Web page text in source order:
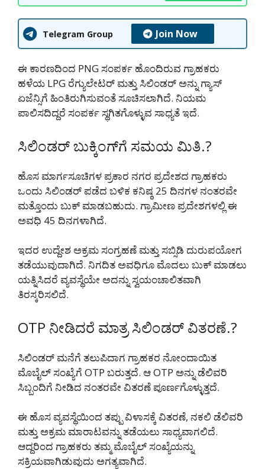
Telegram Group Join Now
ಈ ಕಾರಣದಿಂದ PNG ಸಂಪರ್ಕ ಹೊಂದಿರುವ ಗ್ರಾಹಕರು
ಹಳೆಯ LPG ರೆಗ್ಯುಲೇಟರ್ ಮತ್ತು ಸಿಲಿಂಡರ್ ಅನ್ನು ಗ್ಯಾಸ್
ಏಜೆನ್ಸಿಗೆ ಹಿಂತಿರುಗಿಸುವಂತೆ ಸೂಚಿಸಲಾಗಿದೆ. ನಿಯಮ
ಪಾಲಿಸದಿದ್ದರೆ ಸಂಪರ್ಕ ಸ್ಥಗಿತಗೊಳ್ಳುವ ಸಾಧ್ಯತೆ ಇದೆ.
ಸಿಲಿಂಡರ್ ಬುಕ್ಕಿಂಗ್‌ಗೆ ಸಮಯ ಮಿತಿ.?
ಹೊಸ ಮಾರ್ಗಸೂಚಿಗಳ ಪ್ರಕಾರ ನಗರ ಪ್ರದೇಶದ ಗ್ರಾಹಕರು
ಒಂದು ಸಿಲಿಂಡರ್ ಪಡೆದ ಬಳಿಕ ಕನಿಷ್ಠ 25 ದಿನಗಳ ನಂತರವೇ
ಮತ್ತೊಂದು ಬುಕ್ ಮಾಡಬಹುದು. ಗ್ರಾಮೀಣ ಪ್ರದೇಶಗಳಲ್ಲಿ ಈ
ಅವಧಿ 45 ದಿನಗಳಾಗಿದೆ.
ಇದರ ಉದ್ದೇಶ ಅಕ್ರಮ ಸಂಗ್ರಹಣೆ ಮತ್ತು ಸಬ್ಸಿಡಿ ದುರುಪಯೋಗ
ತಡೆಯುವುದಾಗಿದೆ. ನಿಗದಿತ ಅವಧಿಗೂ ಮೊದಲು ಬುಕ್ ಮಾಡಲು
ಯತ್ನಿಸಿದರೆ ವ್ಯವಸ್ಥೆಯೇ ಅದನ್ನು ಸ್ವಯಂಚಾಲಿತವಾಗಿ
ತಿರಸ್ಕರಿಸಲಿದೆ.
OTP ನೀಡಿದರೆ ಮಾತ್ರ ಸಿಲಿಂಡರ್ ವಿತರಣೆ.?
ಸಿಲಿಂಡರ್ ಮನೆಗೆ ತಲುಪಿದಾಗ ಗ್ರಾಹಕರ ನೋಂದಾಯಿತ
ಮೊಬೈಲ್ ಸಂಖ್ಯೆಗೆ OTP ಬರುತ್ತದೆ. ಆ OTP ಅನ್ನು ಡೆಲಿವರಿ
ಸಿಬ್ಬಂದಿಗೆ ನೀಡಿದ ನಂತರವೇ ವಿತರಣೆ ಪೂರ್ಣಗೊಳ್ಳುತ್ತದೆ.
ಈ ಹೊಸ ವ್ಯವಸ್ಥೆಯಿಂದ ತಪ್ಪು ವಿಳಾಸಕ್ಕೆ ವಿತರಣೆ, ನಕಲಿ ಡೆಲಿವರಿ
ಮತ್ತು ಅಕ್ರಮ ಮಾರಾಟವನ್ನು ತಡೆಯಲು ಸಾಧ್ಯವಾಗಲಿದೆ.
ಆದ್ದರಿಂದ ಗ್ರಾಹಕರು ತಮ್ಮ ಮೊಬೈಲ್ ಸಂಖ್ಯೆಯನ್ನು
ಸಕ್ರಿಯವಾಗಿಡುವುದು ಅಗತ್ಯವಾಗಿದೆ.